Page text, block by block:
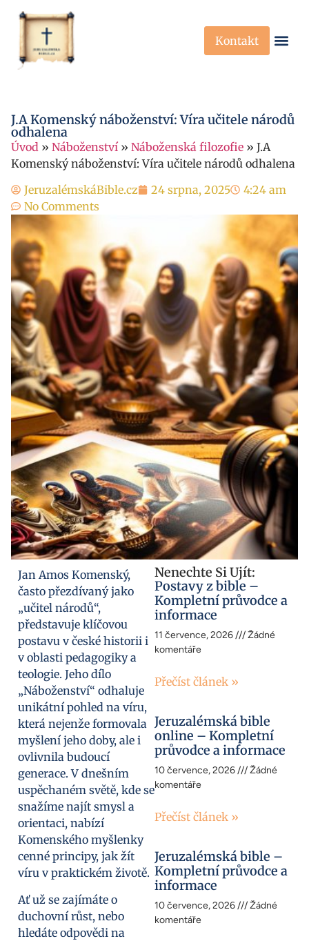
Kontakt
J.A Komenský náboženství: Víra učitele národů
odhalena
Úvod » Náboženství » Náboženská filozofie » J.A
Komenský náboženství: Víra učitele národů odhalena
JeruzalémskáBible.cz
24 srpna, 2025
4:24 am
No Comments
Jan Amos Komenský,
často přezdívaný jako
„učitel národů“,
představuje klíčovou
postavu v české historii i
v oblasti pedagogiky a
teologie. Jeho dílo
„Náboženství“ odhaluje
unikátní pohled na víru,
která nejenže formovala
myšlení jeho doby, ale i
ovlivnila budoucí
generace. V dnešním
uspěchaném světě, kde se
snažíme najít smysl a
orientaci, nabízí
Komenského myšlenky
cenné principy, jak žít
víru v praktickém životě.
Ať už se zajímáte o
duchovní růst, nebo
hledáte odpovědi na
Nenechte Si Ujít:
Postavy z bible –
Kompletní průvodce a
informace
11 července, 2026
Žádné
komentáře
Přečíst článek »
Jeruzalémská bible
online – Kompletní
průvodce a informace
10 července, 2026
Žádné
komentáře
Přečíst článek »
Jeruzalémská bible –
Kompletní průvodce a
informace
10 července, 2026
Žádné
komentáře